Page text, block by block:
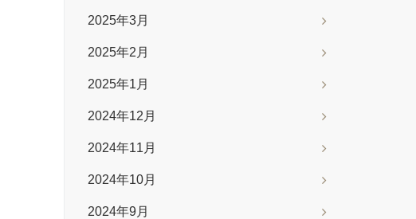
2025年3月
2025年2月
2025年1月
2024年12月
2024年11月
2024年10月
2024年9月